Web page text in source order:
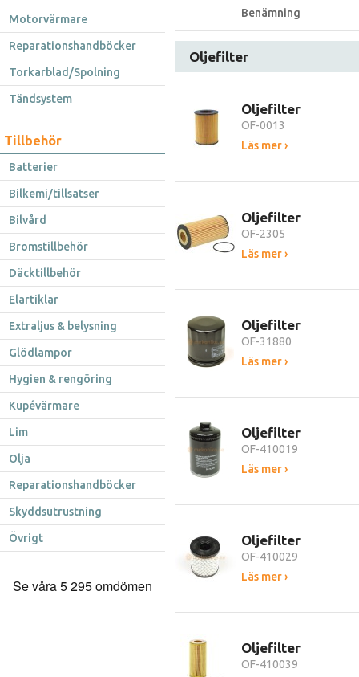
Motorvärmare
Reparationshandböcker
Torkarblad/Spolning
Tändsystem
Tillbehör
Batterier
Bilkemi/tillsatser
Bilvård
Bromstillbehör
Däcktillbehör
Elartiklar
Extraljus & belysning
Glödlampor
Hygien & rengöring
Kupévärmare
Lim
Olja
Reparationshandböcker
Skyddsutrustning
Övrigt
Benämning
Oljefilter
Oljefilter
OF-0013
Läs mer ›
Oljefilter
OF-2305
Läs mer ›
Oljefilter
OF-31880
Läs mer ›
Oljefilter
OF-410019
Läs mer ›
Oljefilter
OF-410029
Läs mer ›
Oljefilter
OF-410039